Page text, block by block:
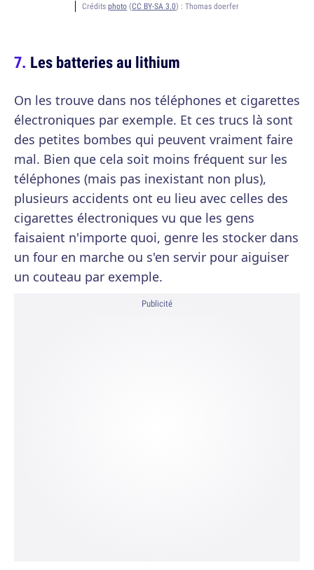
Crédits photo (CC BY-SA 3.0) : Thomas doerfer
Les batteries au lithium
On les trouve dans nos téléphones et cigarettes
électroniques par exemple. Et ces trucs là sont
des petites bombes qui peuvent vraiment faire
mal. Bien que cela soit moins fréquent sur les
téléphones (mais pas inexistant non plus),
plusieurs accidents ont eu lieu avec celles des
cigarettes électroniques vu que les gens
faisaient n'importe quoi, genre les stocker dans
un four en marche ou s'en servir pour aiguiser
un couteau par exemple.
Publicité